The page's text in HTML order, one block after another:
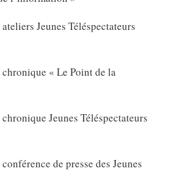
Jeunes Téléspectateurs
« Le Point de la
Jeunes Téléspectateurs
de presse des Jeunes